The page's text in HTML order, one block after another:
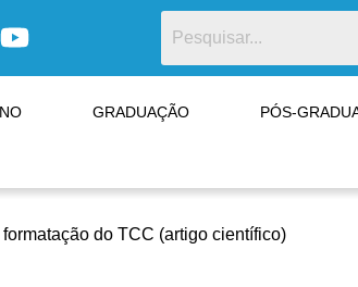
GRADUAÇÃO PÓS-
do TCC (artigo científico)